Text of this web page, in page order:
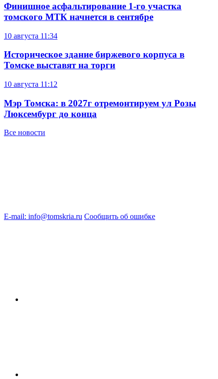
Финишное асфальтирование 1-го участка
томского МТК начнется в сентябре
10 августа 11:34
Историческое здание биржевого корпуса в
Томске выставят на торги
10 августа 11:12
Мэр Томска: в 2027г отремонтируем ул Розы
Люксембург до конца
Все новости
E-mail: info@tomskria.ru Сообщить об ошибке